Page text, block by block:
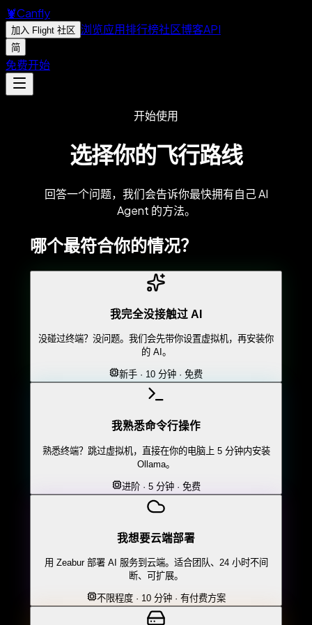
🦞Canfly
加入 Flight 社区 浏览应用排行榜社区博客API
简
免费开始
开始使用
选择你的飞行路线
回答一个问题，我们会告诉你最快拥有自己 AI
Agent 的方法。
哪个最符合你的情况？
我完全没接触过 AI
没碰过终端？没问题。我们会先带你设置虚拟机，再安装你
的 AI。
新手 · 10 分钟 · 免费
我熟悉命令行操作
熟悉终端？跳过虚拟机，直接在你的电脑上 5 分钟内安装
Ollama。
进阶 · 5 分钟 · 免费
我想要云端部署
用 Zeabur 部署 AI 服务到云端。适合团队、24 小时不间
断、可扩展。
不限程度 · 10 分钟 · 有付费方案